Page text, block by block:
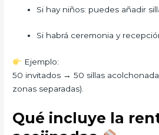
Si hay niños: puedes añadir
Si habrá ceremonia y
Ejemplo:
50 invitados → 50 sillas
zonas separadas).
Qué incluye la